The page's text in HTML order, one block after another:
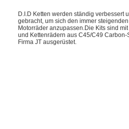
D.I.D Ketten werden ständig verbessert
gebracht, um sich den immer
Motorräder anzupassen.Die Kits sind
und Kettenrädern aus C45/C49
Firma JT ausgerüstet.